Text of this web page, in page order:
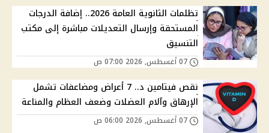
تظلمات الثانوية العامة 2026.. إضافة الدرجات
المستحقة وإرسال التعديلات مباشرة إلى مكتب
التنسيق
نقص فيتامين د.. 7 أعراض ومضاعفات تشمل
الإرهاق وآلام العضلات وضعف العظام والمناعة